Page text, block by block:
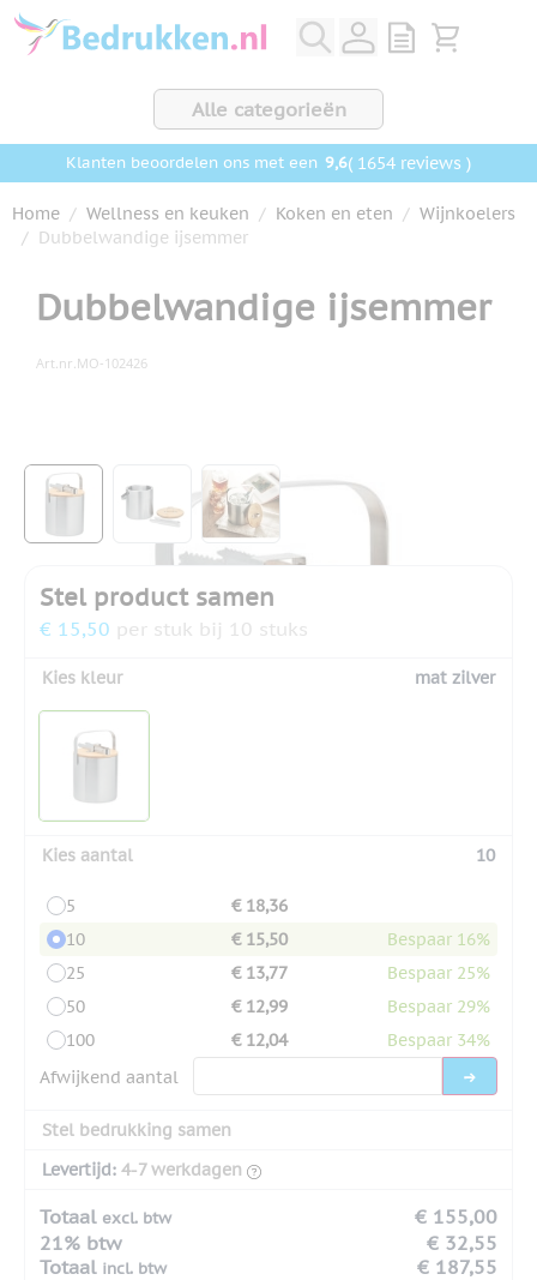
Ga naar de inhoud
View quote,
Bekijk
Alle categorieën
Klanten beoordelen ons met een 9,6( 1654 reviews )
Home / Wellness en keuken / Koken en eten / Wijnkoelers
/ Dubbelwandige ijsemmer
Dubbelwandige ijsemmer
Art.nr. MO-102426
View larger imageView larger imageView larger image
Stel product samen
€ 15,50 per stuk bij 10 stuks
Kies kleur mat zilver
Kies aantal 10
5
€ 18,36
10
€ 15,50
Bespaar 16%
25
€ 13,77
Bespaar 25%
50
€ 12,99
Bespaar 29%
100
€ 12,04
Bespaar 34%
Afwijkend aantal
Stel bedrukking samen
Levertijd: 4-7 werkdagen
Totaal excl. btw
€ 155,00
21% btw
€ 32,55
Totaal incl. btw € 187,55